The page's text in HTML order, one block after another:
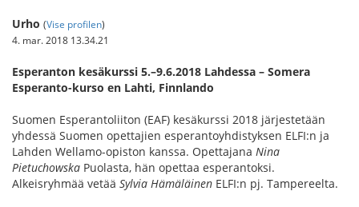
Urho (Vise profilen)
4. mar. 2018 13.34.21
Esperanton kesäkurssi 5.–9.6.2018 Lahdessa – Somera
Esperanto-kurso en Lahti, Finnlando
Suomen Esperantoliiton (EAF) kesäkurssi 2018 järjestetään
yhdessä Suomen opettajien esperantoyhdistyksen ELFI:n ja
Lahden Wellamo-opiston kanssa. Opettajana Nina
Pietuchowska Puolasta, hän opettaa esperantoksi.
Alkeisryhmää vetää Sylvia Hämäläinen ELFI:n pj. Tampereelta.